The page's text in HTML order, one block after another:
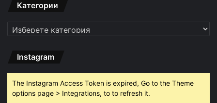
Категории
Категории
Instagram
The Instagram Access Token is expired, Go to the Theme
options page > Integrations, to to refresh it.